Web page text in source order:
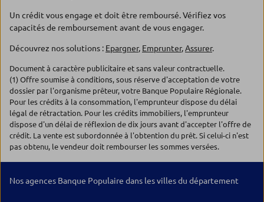
Un crédit vous engage et doit être remboursé. Vérifiez vos
capacités de remboursement avant de vous engager.
Découvrez nos solutions : Epargner, Emprunter,Assurer.
Document à caractère publicitaire et sans valeur contractuelle.
(1) Offre soumise à conditions, sous réserve d'acceptation de votre
dossier par l'organisme prêteur, votre Banque Populaire Régionale.
Pour les crédits à la consommation, l'emprunteur dispose du délai
légal de rétractation. Pour les crédits immobiliers, l'emprunteur
dispose d'un délai de réflexion de dix jours avant d'accepter l'offre de
crédit. La vente est subordonnée à l'obtention du prêt. Si celui-ci n'est
pas obtenu, le vendeur doit rembourser les sommes versées.
Nos agences Banque Populaire dans les villes du département